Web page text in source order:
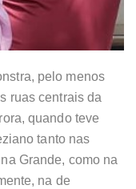
pelo menos
ruas centrais da
quando teve
tanto nas
Grande, como na
na de